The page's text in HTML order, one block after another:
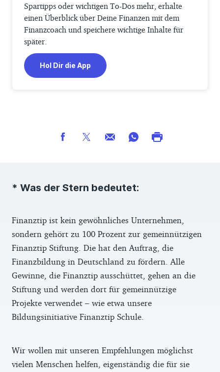
Spartipps oder wichtigen To-Dos mehr, erhalte
einen Überblick über Deine Finanzen mit dem
Finanzcoach und speichere wichtige Inhalte für
später.
Hol Dir die App
* Was der Stern bedeutet:
Finanztip ist kein gewöhnliches Unternehmen,
sondern gehört zu 100 Prozent zur gemeinnützigen
Finanztip Stiftung. Die hat den Auftrag, die
Finanzbildung in Deutschland zu fördern. Alle
Gewinne, die Finanztip ausschüttet, gehen an die
Stiftung und werden dort für gemeinnützige
Projekte verwendet – wie etwa unsere
Bildungsinitiative Finanztip Schule.
Wir wollen mit unseren Empfehlungen möglichst
vielen Menschen helfen, eigenständig die für sie